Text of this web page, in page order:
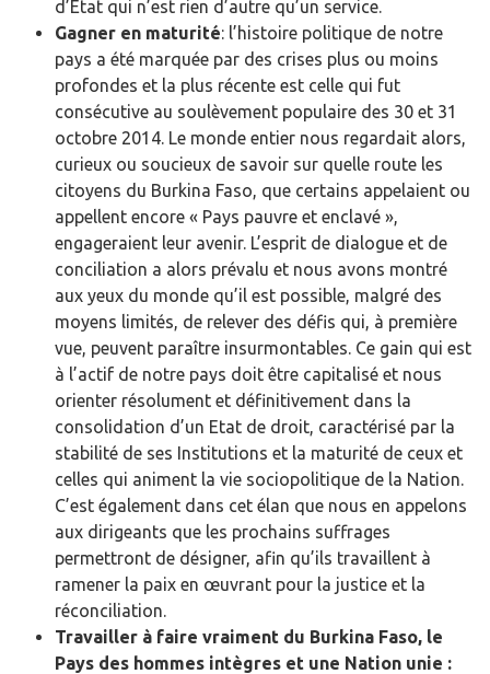
d’Etat qui n’est rien d’autre qu’un service.
Gagner en maturité: l’histoire politique de notre
pays a été marquée par des crises plus ou moins
profondes et la plus récente est celle qui fut
consécutive au soulèvement populaire des 30 et 31
octobre 2014. Le monde entier nous regardait alors,
curieux ou soucieux de savoir sur quelle route les
citoyens du Burkina Faso, que certains appelaient ou
appellent encore « Pays pauvre et enclavé »,
engageraient leur avenir. L’esprit de dialogue et de
conciliation a alors prévalu et nous avons montré
aux yeux du monde qu’il est possible, malgré des
moyens limités, de relever des défis qui, à première
vue, peuvent paraître insurmontables. Ce gain qui est
à l’actif de notre pays doit être capitalisé et nous
orienter résolument et définitivement dans la
consolidation d’un Etat de droit, caractérisé par la
stabilité de ses Institutions et la maturité de ceux et
celles qui animent la vie sociopolitique de la Nation.
C’est également dans cet élan que nous en appelons
aux dirigeants que les prochains suffrages
permettront de désigner, afin qu’ils travaillent à
ramener la paix en œuvrant pour la justice et la
réconciliation.
Travailler à faire vraiment du Burkina Faso, le
Pays des hommes intègres et une Nation unie :